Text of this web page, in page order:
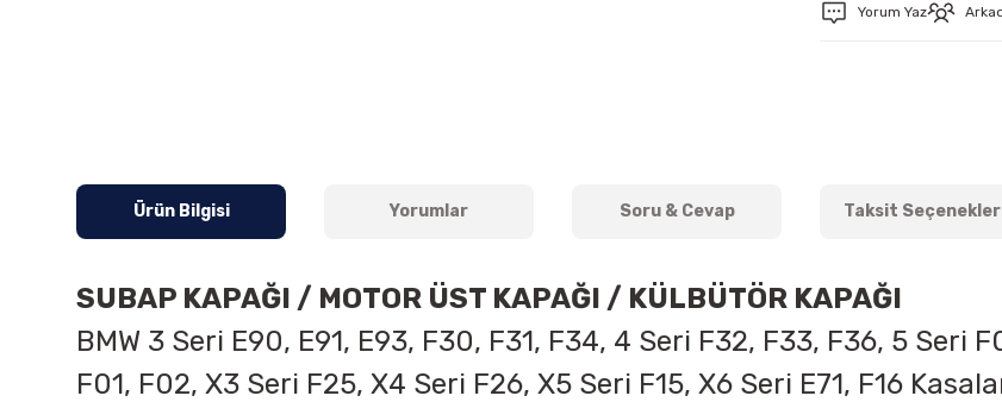
Yorum Yaz
Ürün Bilgisi Yorumlar Soru & Cevap Taksit
SUBAP KAPAĞI / MOTOR ÜST KAPAĞI / KÜLBÜTÖR KAPAĞI
BMW 3 Seri E90, E91, E93, F30, F31, F34, 4 Seri F32, F33, F36, 5 Seri
F01, F02, X3 Seri F25, X4 Seri F26, X5 Seri F15, X6 Seri E71, F16